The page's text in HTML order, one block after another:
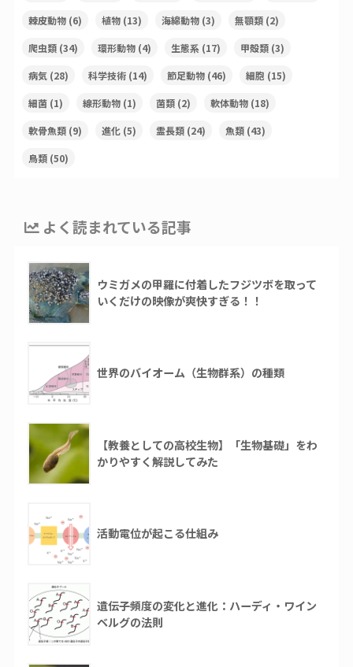
棘皮動物(6) 植物(13) 海綿動物(3) 無顎類(2)
爬虫類(34) 環形動物(4) 生態系(17) 甲殻類(3)
病気(28) 科学技術(14) 節足動物(46) 細胞 (15)
細菌(1) 線形動物(1) 菌類(2) 軟体動物(18)
軟骨魚類(9) 進化(5) 霊長類(24) 魚類(43)
鳥類(50)
よく読まれている記事
ウミガメの甲羅に付着したフジツボを取って
いくだけの映像が爽快すぎる！！
世界のバイオーム（生物群系）の種類
【教養としての高校生物】「生物基礎」をわ
かりやすく解説してみた
活動電位が起こる仕組み
遺伝子頻度の変化と進化：ハーディ・ワイン
ベルグの法則